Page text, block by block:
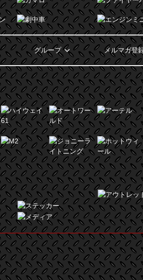
グループ メルマガ登